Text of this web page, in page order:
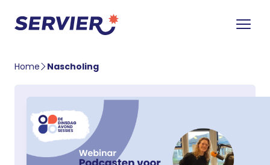
Home Nascholing